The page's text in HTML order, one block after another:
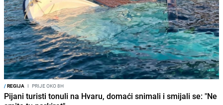
/REGIJA I PRIJE OKO 8H
Pijani turisti tonuli na Hvaru, domaći snimali i smijali se: "Ne